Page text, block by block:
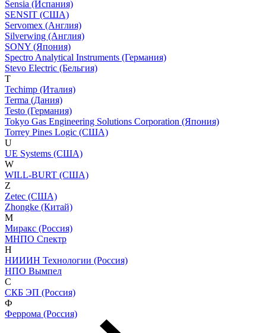
Sensia (Испания)
SENSIT (США)
Servomex (Англия)
Silverwing (Англия)
SONY (Япония)
Spectro Analytical Instruments (Германия)
Stevo Electric (Бельгия)
T
Techimp (Италия)
Terma (Дания)
Testo (Германия)
Tokyo Gas Engineering Solutions Corporation (Япония)
Torrey Pines Logic (США)
U
UE Systems (США)
W
WILL-BURT (США)
Z
Zetec (США)
Zhongke (Китай)
М
Миракс (Россия)
МНПО Спектр
Н
НИИИН Технологии (Россия)
НПО Вымпел
С
СКБ ЭП (Россия)
Ф
Феррома (Россия)